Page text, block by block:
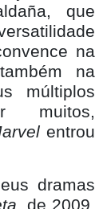
que
na
m na
múltiplos
muitos,
entrou
dramas
, de 2009,